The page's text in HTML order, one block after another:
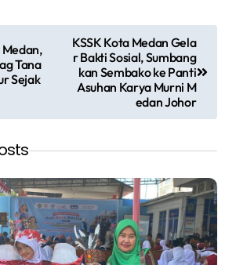
Medan,
Tana
Sejak
KSSK Kota Medan Gela
r Bakti Sosial, Sumbang
kan Sembako ke Panti
Asuhan Karya Murni M
edan Johor